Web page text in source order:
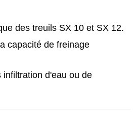
des treuils SX 10 et SX 12.
capacité de freinage
infiltration d'eau ou de